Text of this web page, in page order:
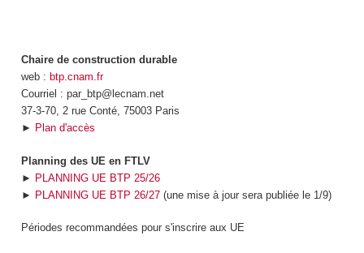
Chaire de construction durable
web : btp.cnam.fr
Courriel : par_btp@lecnam.net
37-3-70, 2 rue Conté, 75003 Paris
► Plan d'accès
Planning des UE en FTLV
► PLANNING UE BTP 25/26
► PLANNING UE BTP 26/27(une mise à jour sera publiée le 1/9)
Périodes recommandées pour s'inscrire aux UE